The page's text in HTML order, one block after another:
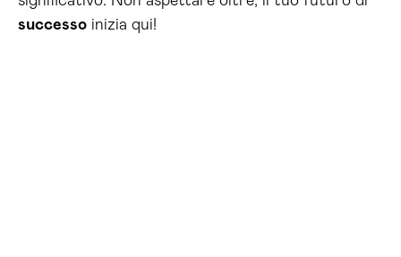
successo inizia qui!